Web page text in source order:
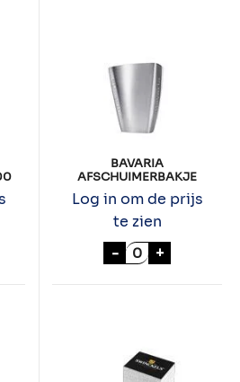
Kunststof 40cl ds a 800
BAVARIA
AFSCHUIMERBAKJE
Log in om de prijs
te zien
- BAVARIA
+